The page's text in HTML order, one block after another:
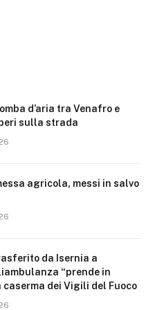
d’aria tra Venafro e
sulla strada
agricola, messi in salvo
da Isernia a
“prende in
caserma dei Vigili del Fuoco